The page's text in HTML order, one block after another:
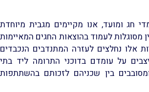
חג ומועד, אנו מקיימים מגבית מיוחדת
מסוגלות לעמוד בהוצאות החגים המאיימות
אלו נחלצים לעזרה המתנדבים הנכבדים
על עומדם בדוכני התרומה ליד בתי
בין שכניהם לזכותם בהשתתפות